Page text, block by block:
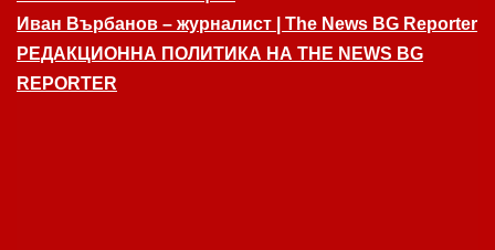
Иван Върбанов – журналист | The News BG Reporter
РЕДАКЦИОННА ПОЛИТИКА НА THE NEWS BG
REPORTER